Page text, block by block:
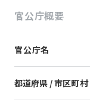
官公庁概要
官公庁名
都道府県 / 市区町村